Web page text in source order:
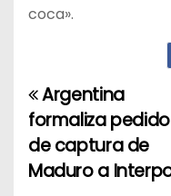
coca».
N
a
v
Argentina
formaliza pedido
de captura de
Maduro a